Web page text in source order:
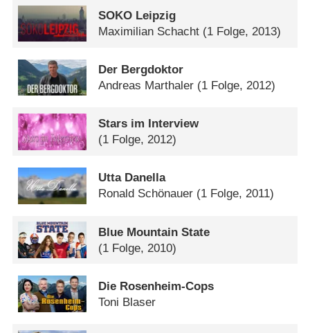
SOKO Leipzig
Maximilian Schacht (1 Folge, 2013)
Der Bergdoktor
Andreas Marthaler (1 Folge, 2012)
Stars im Interview
(1 Folge, 2012)
Utta Danella
Ronald Schönauer (1 Folge, 2011)
Blue Mountain State
(1 Folge, 2010)
Die Rosenheim-Cops
Toni Blaser